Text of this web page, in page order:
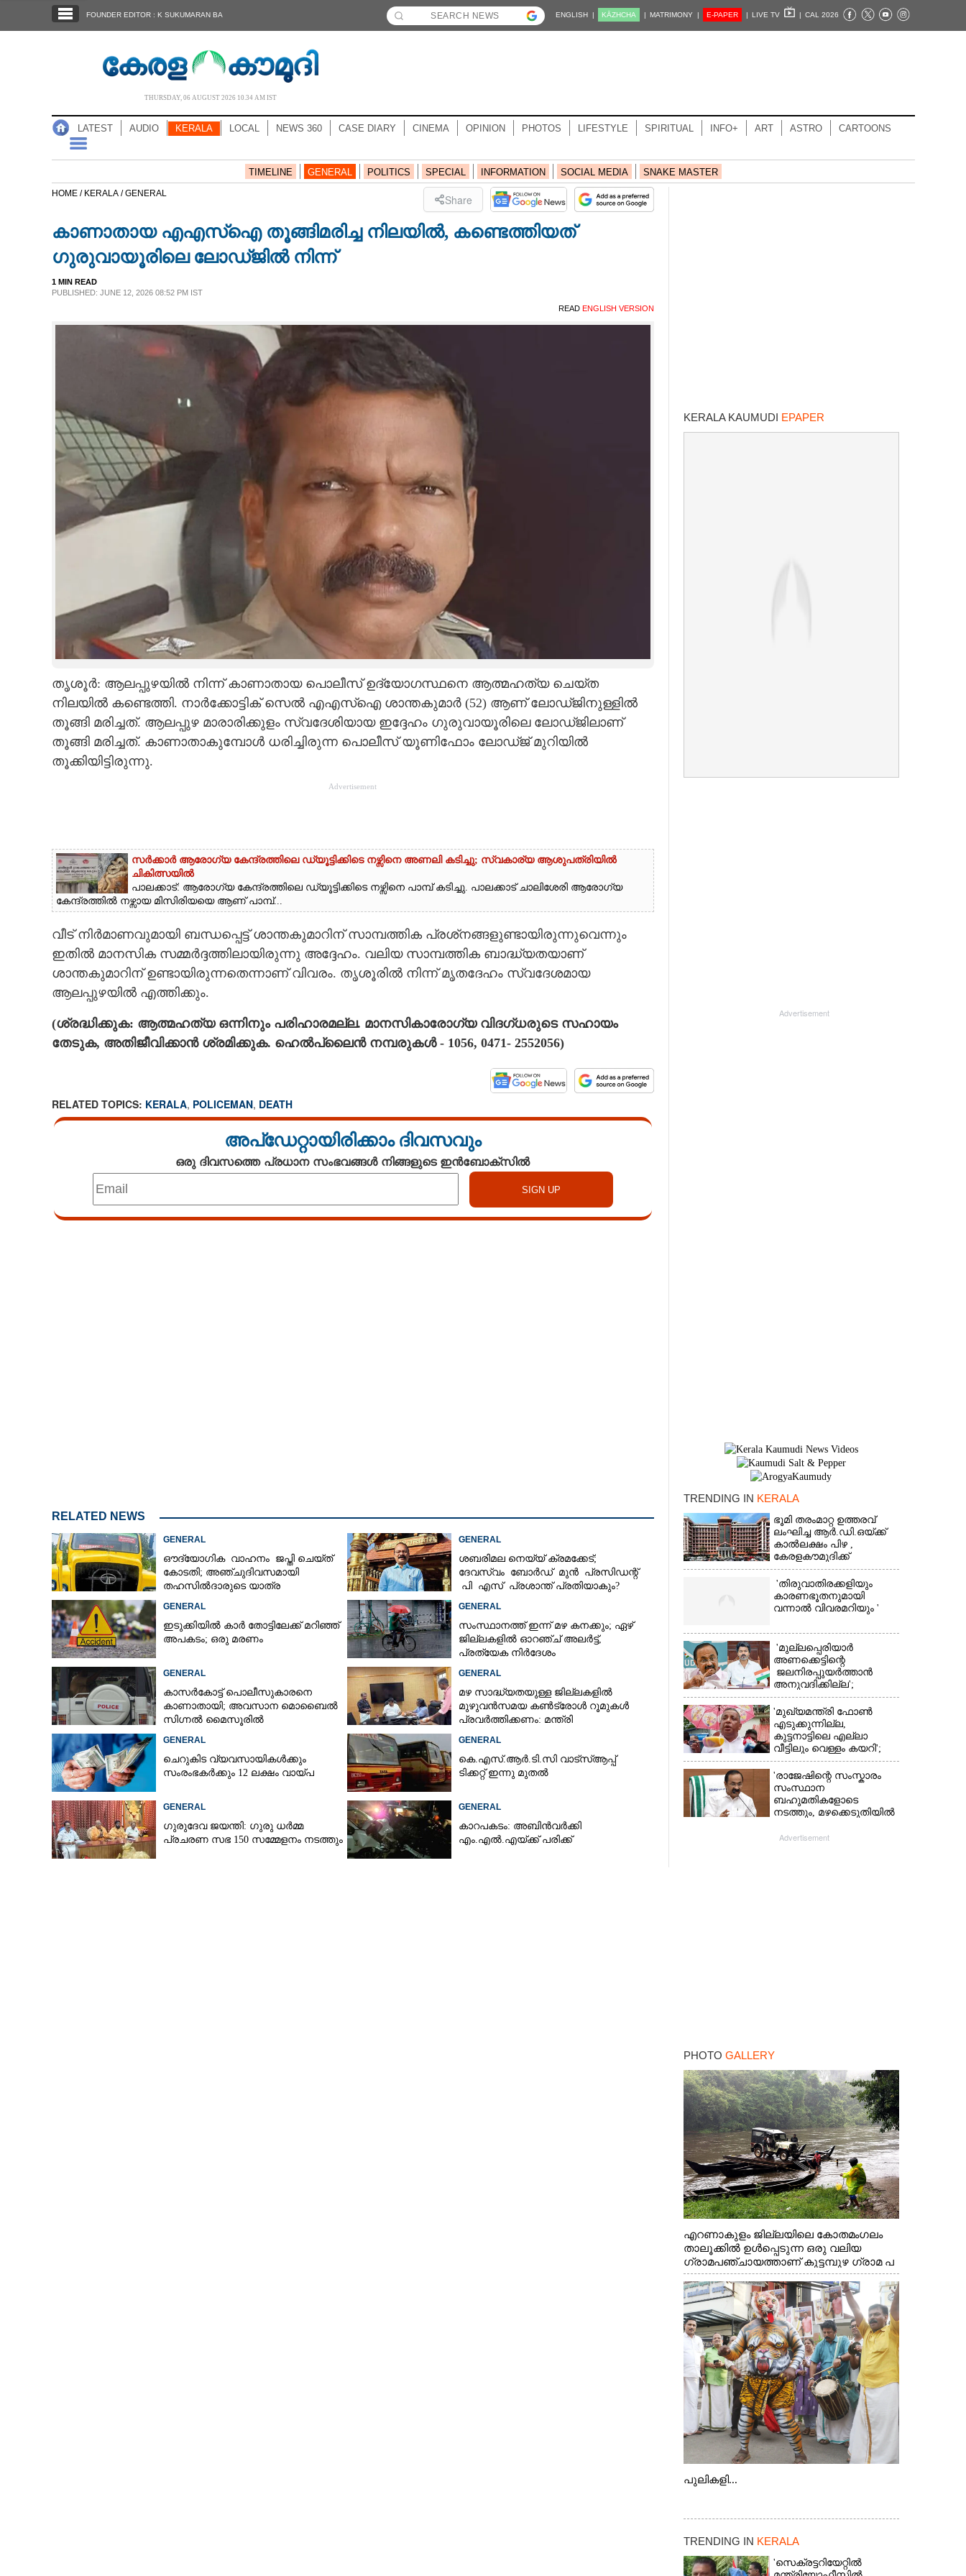
NOTIFIED NEWS
NEWS 360
CASE DIARY
LIFESTYLE
LITERATURE
FOUNDER EDITOR : K SUKUMARAN BA ENGLISH | KĀZHCHA | MATRIMONY | E-PAPER | LIVE TV | CAL 2026
THURSDAY, 06 AUGUST 2026 10.34 AM IST
LATEST AUDIO KERALA LOCAL NEWS 360 CASE DIARY CINEMA OPINION PHOTOS LIFESTYLE SPIRITUAL INFO+ ART ASTRO CARTOONS
TIMELINE GENERAL POLITICS SPECIAL INFORMATION SOCIAL MEDIA SNAKE MASTER
HOME / KERALA /GENERAL Share
കാണാതായ എഎസ്‌ഐ തൂങ്ങിമരിച്ച നിലയില്‍, കണ്ടെത്തിയത്
ഗുരുവായൂരിലെ ലോഡ്ജില്‍ നിന്ന്
1 MIN READ
PUBLISHED: JUNE 12, 2026 08:52 PM IST
READ ENGLISH VERSION
തൃശൂര്‍: ആലപ്പുഴയില്‍ നിന്ന് കാണാതായ പൊലീസ് ഉദ്യോഗസ്ഥനെ ആത്മഹത്യ ചെയ്ത
നിലയില്‍ കണ്ടെത്തി. നാര്‍ക്കോട്ടിക് സെല്‍ എഎസ്‌ഐ ശാന്തകുമാര്‍ (52) ആണ് ലോഡ്ജിനുള്ളില്‍
തൂങ്ങി മരിച്ചത്. ആലപ്പുഴ മാരാരിക്കുളം സ്വദേശിയായ ഇദ്ദേഹം ഗുരുവായൂരിലെ ലോഡ്ജിലാണ്
തൂങ്ങി മരിച്ചത്. കാണാതാകുമ്പോള്‍ ധരിച്ചിരുന്ന പൊലീസ് യൂണിഫോം ലോഡ്ജ് മുറിയില്‍
തൂക്കിയിട്ടിരുന്നു.
Advertisement
സർക്കാർ ആരോഗ്യ കേന്ദ്രത്തിലെ ഡ്യൂട്ടിക്കിടെ നഴ്സിനെ അണലി കടിച്ചു; സ്വകാര്യ ആശുപത്രിയിൽ
ചികിത്സയിൽ
പാലക്കാട്: ആരോഗ്യ കേന്ദ്രത്തിലെ ഡ്യൂട്ടിക്കിടെ നഴ്സിനെ പാമ്പ് കടിച്ചു. പാലക്കാട് ചാലിശേരി ആരോഗ്യ
കേന്ദ്രത്തിൽ നഴ്സായ മിസിരിയയെ ആണ് പാമ്പ്...
വീട് നിര്‍മാണവുമായി ബന്ധപ്പെട്ട് ശാന്തകുമാറിന് സാമ്പത്തിക പ്രശ്‌നങ്ങളുണ്ടായിരുന്നുവെന്നും
ഇതില്‍ മാനസിക സമ്മര്‍ദ്ദത്തിലായിരുന്നു അദ്ദേഹം. വലിയ സാമ്പത്തിക ബാദ്ധ്യതയാണ്
ശാന്തകുമാറിന് ഉണ്ടായിരുന്നതെന്നാണ് വിവരം. തൃശൂരില്‍ നിന്ന് മൃതദേഹം സ്വദേശമായ
ആലപ്പുഴയില്‍ എത്തിക്കും.
(ശ്രദ്ധിക്കുക: ആത്മഹത്യ ഒന്നിനും പരിഹാരമല്ല. മാനസികാരോഗ്യ വിദഗ്ധരുടെ സഹായം
തേടുക, അതിജീവിക്കാന്‍ ശ്രമിക്കുക. ഹെല്‍പ്ലൈന്‍ നമ്പരുകള്‍ - 1056, 0471- 2552056)
RELATED TOPICS: KERALA, POLICEMAN, DEATH
അപ്ഡേറ്റായിരിക്കാം ദിവസവും
ഒരു ദിവസത്തെ പ്രധാന സംഭവങ്ങൾ നിങ്ങളുടെ ഇൻബോക്സിൽ
RELATED NEWS
GENERAL
ഔദ്യോഗിക വാഹനം ജപ്തി ചെയ്ത്
കോടതി; അഞ്ചുദിവസമായി
തഹസിൽദാരുടെ യാത്ര
GENERAL
ശബരിമല നെയ്യ് ക്രമക്കേട്;
ദേവസ്വം ബോർഡ് മുൻ പ്രസിഡന്റ്
പി എസ് പ്രശാന്ത് പ്രതിയാകും?
GENERAL
ഇടുക്കിയിൽ കാർ തോട്ടിലേക്ക് മറിഞ്ഞ്
അപകടം; ഒരു മരണം
GENERAL
സംസ്ഥാനത്ത് ഇന്ന് മഴ കനക്കും; ഏഴ്
ജില്ലകളിൽ ഓറഞ്ച് അലർട്ട്,
പ്രത്യേക നിർദേശം
GENERAL
കാസർകോട്ട് പൊലീസുകാരനെ
കാണാതായി; അവസാന മൊബൈൽ
സിഗ്നൽ മൈസൂരിൽ
GENERAL
മഴ സാദ്ധ്യതയുള്ള ജില്ലകളിൽ
മുഴുവൻസമയ കൺട്രോൾ റൂമുകൾ
പ്രവർത്തിക്കണം: മന്ത്രി
GENERAL
ചെറുകിട വ്യവസായികൾക്കും
സംരംഭകർക്കും 12 ലക്ഷം വായ്പ
GENERAL
കെ.എസ്.ആർ.ടി.സി വാട്സ്ആപ്പ്
ടിക്കറ്റ് ഇന്നു മുതൽ
GENERAL
ഗുരുദേവ ജയന്തി: ഗുരു ധർമ്മ
പ്രചരണ സഭ 150 സമ്മേളനം നടത്തും
GENERAL
കാറപകടം: അബിൻവർക്കി
എം.എൽ.എയ്ക്ക് പരിക്ക്
KERALA KAUMUDI EPAPER
Advertisement
TRENDING IN KERALA
ഭൂമി തരംമാറ്റ ഉത്തരവ്
ലംഘിച്ച ആർ.ഡി.ഒയ്ക്ക്
കാൽലക്ഷം പിഴ ,​
കേരളകൗമുദിക്ക്
ഹൈക്കോടതിയുടെ
പ്രശംസ
'തിരുവാതിരക്കളിയും
കാരണഭൂതനുമായി
വന്നാൽ വിവരമറിയും '
'മുല്ലപ്പെരിയാർ
അണക്കെട്ടിന്റെ
ജലനിരപ്പുയർത്താൻ
അനുവദിക്കില്ല';
തമിഴ്‌നാട്
സർക്കാരിനെതിരെ കേരളം
'മുഖ്യമന്ത്രി ഫോൺ
എടുക്കുന്നില്ല,
കുട്ടനാട്ടിലെ എല്ലാ
വീട്ടിലും വെള്ളം കയറി';
അതൃപ്‌തിയുമായി
ഭരണകക്ഷി എംഎൽഎ
'രാജേഷിന്റെ സംസ്കാരം
സംസ്ഥാന
ബഹുമതികളോടെ
നടത്തും, മഴക്കെടുതിയിൽ
ധനസഹായം'
Advertisement
PHOTO GALLERY
എറണാകുളം ജില്ലയിലെ കോതമംഗലം
താലൂക്കിൽ ഉൾപ്പെടുന്ന ഒരു വലിയ
ഗ്രാമപഞ്ചായത്താണ് കുട്ടമ്പുഴ ഗ്രാമ പ
ഞ്ചായത്ത്. ആദിവാസി ഊരുകളായ
വെള്ളാരംകുത്ത്, കത്തിപ്പാറ, ഉറിയംപെട്ടി,
തേക്കല്ല്, വെട്ടിക്കല്ല്, മഞ്ചപ്പാറ എന്നീ
ആറു സ്ഥലങ്ങളിലേക്കുള്ള പ്രധാന
സഞ്ചാര മാർഗമാണ് ഈ കാണുന്ന
കടത്ത് വള്ളം
പുലികളി...
TRENDING IN KERALA
'സെക്രട്ടറിയേറ്റിൽ
കാണാതായ എഎസ്‌ഐ തൂങ്ങിമരിച്ച
നിലയില്‍, കണ്ടെത്തിയത് ഗുരുവായൂരിലെ
ലോഡ്ജില്‍ നിന്ന്
×
Share this link